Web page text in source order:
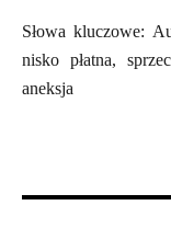
Słowa kluczowe:
nisko płatna,
aneksja